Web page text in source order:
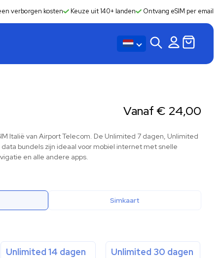
verborgen kosten Keuze uit 140+ landen Ontvang eSIM per email
Vanaf € 24,00
Italië van Airport Telecom. De Unlimited 7 dagen, Unlimited
bundels zijn ideaal voor mobiel internet met snelle
en alle andere apps.
Simkaart
Unlimited 14 dagen Unlimited 30 dagen